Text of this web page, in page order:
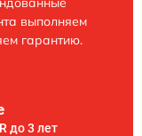
выполняем
гарантию.
до 3 лет